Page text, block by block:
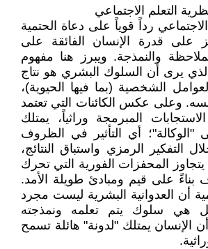
التعلم الاجتماعي
رداً قوياً على دعاة الحتمية
على قدرة الإنسان الفائقة على
والنمذجة. ويبرز هنا مفهوم
الذي يرى أن السلوك البشري هو نتاج
الشخصية (بما فيها الحيوية)،
وعلى عكس الكائنات التي تعتمد
المبرمجة وراثياً، يمتلك
"الوكالة"؛ أي التأثير في الظروف
التفكير الرمزي واستباق النتائج،
المحفزات الفورية التي تحرك
بناءً على قيم ومبادئ طويلة الأمد.
أن العدوانية البشرية ليست مجرد
بل هي سلوك يتم تعلمه ونمذجته
أن الإنسان يمتلك "لدونة" هائلة تسمح